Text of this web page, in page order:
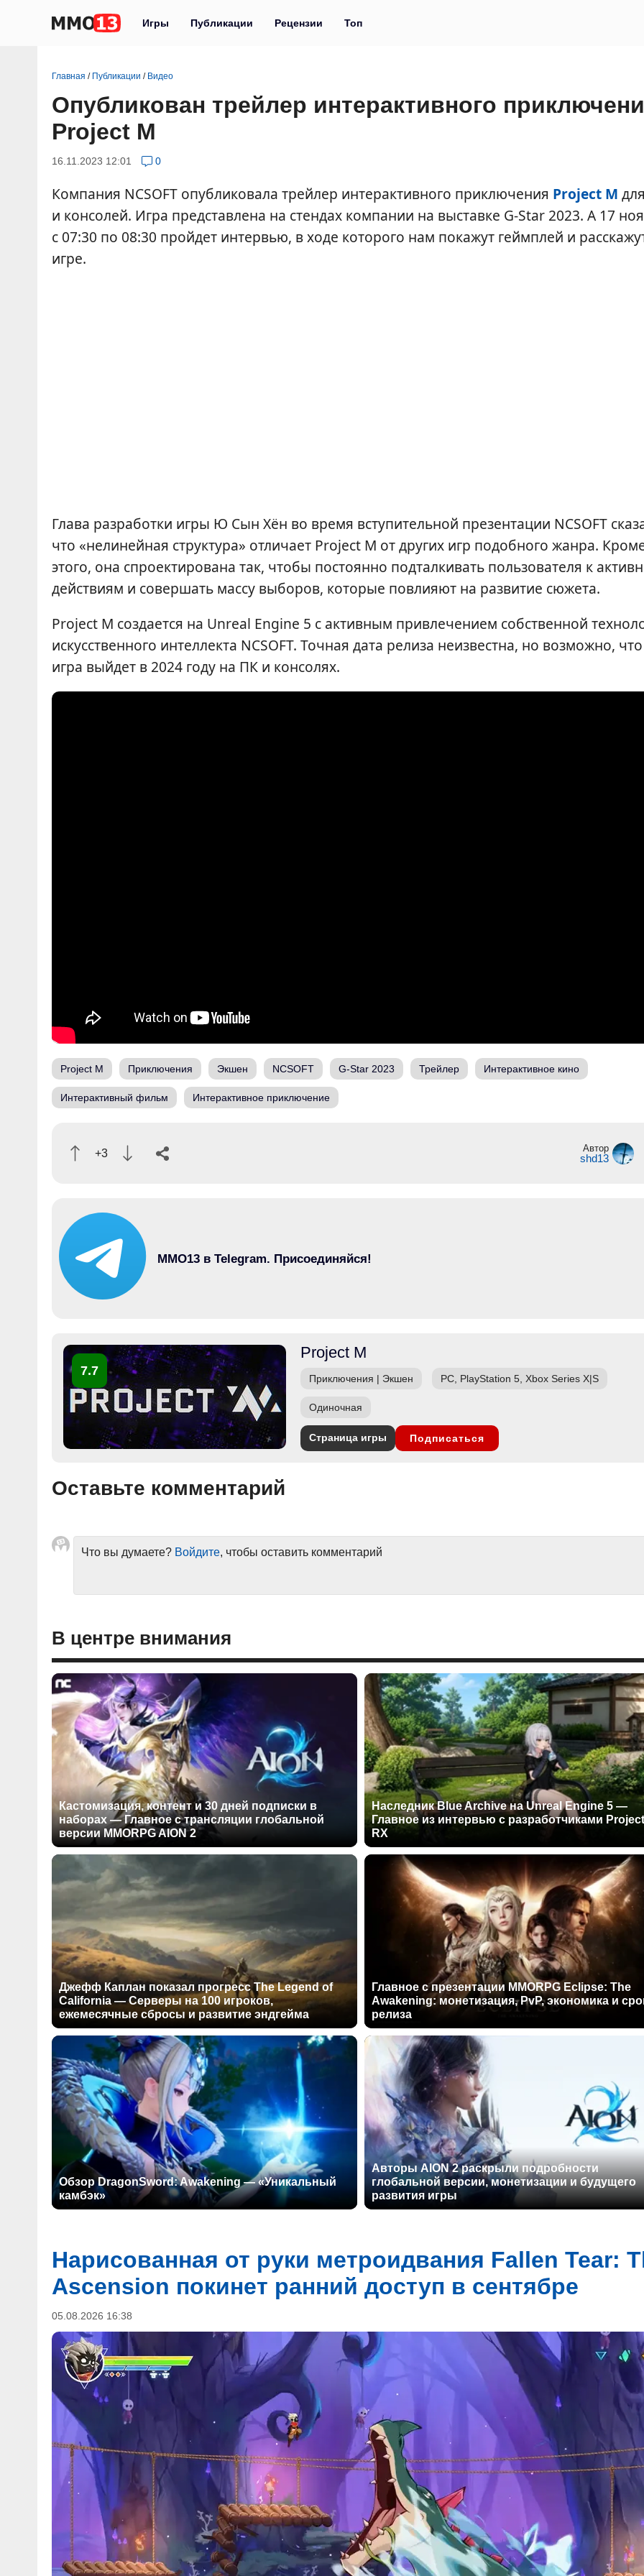
Игры Публикации Рецензии Топ
Главная / Публикации / Видео
Опубликован трейлер интерактивного
Project M
16.11.2023 12:01 0
Компания NCSOFT опубликовала трейлер интерактивного приключения Project M
и консолей. Игра представлена на стендах компании на выставке G-Star 2023. А 17
с 07:30 по 08:30 пройдет интервью, в ходе которого нам покажут геймплей и
игре.
Глава разработки игры Ю Сын Хён во время вступительной презентации NCSOFT
что «нелинейная структура» отличает Project M от других игр подобного жанра.
этого, она спроектирована так, чтобы постоянно подталкивать пользователя к
действиям и совершать массу выборов, которые повлияют на развитие сюжета.
Project M создается на Unreal Engine 5 с активным привлечением собственной
искусственного интеллекта NCSOFT. Точная дата релиза неизвестна, но возможно, что
игра выйдет в 2024 году на ПК и консолях.
Project M Приключения Экшен NCSOFT G-Star 2023 Трейлер Интерактивное кино
Интерактивный фильм Интерактивное приключение
+3 Автор
shd13
MMO13 в Telegram. Присоединяйся!
7.7
Project M
Приключения | Экшен PC, PlayStation 5, Xbox Series X|S
Одиночная
Страница игры Подписаться
Оставьте комментарий
Что вы думаете? Войдите, чтобы оставить комментарий
В центре внимания
Кастомизация, контент и 30 дней подписки в
наборах — Главное с трансляции глобальной
версии MMORPG AION 2
Наследник Blue Archive на Unreal Engine 5 —
Главное из интервью с разработчиками Project
RX
Джефф Каплан показал прогресс The Legend of
California — Серверы на 100 игроков,
ежемесячные сбросы и развитие эндгейма
Главное с презентации MMORPG Eclipse: The
Awakening: монетизация, PvP, экономика и
релиза
Обзор DragonSword: Awakening — «Уникальный
камбэк»
Авторы AION 2 раскрыли подробности
глобальной версии, монетизации и будущего
развития игры
Нарисованная от руки метроидвания Fallen Tear:
Ascension покинет ранний доступ в сентябре
05.08.2026 16:38